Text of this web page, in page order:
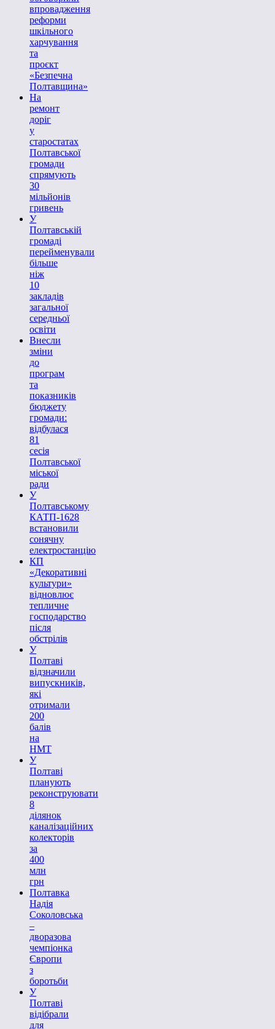
впровадження
реформи
шкільного
харчування
та
проєкт
«Безпечна
Полтавщина»
На
ремонт
доріг
у
старостатах
Полтавської
громади
спрямують
30
мільйонів
гривень
У
Полтавській
громаді
перейменували
більше
ніж
10
закладів
загальної
середньої
освіти
Внесли
зміни
до
програм
та
показників
бюджету
громади:
відбулася
81
сесія
Полтавської
міської
ради
У
Полтавському
КАТП-1628
встановили
сонячну
електростанцію
КП
«Декоративні
культури»
відновлює
тепличне
господарство
після
обстрілів
У
Полтаві
відзначили
випускників,
які
отримали
200
балів
на
НМТ
У
Полтаві
планують
реконструювати
8
ділянок
каналізаційних
колекторів
за
400
млн
грн
Полтавка
Надія
Соколовська
–
дворазова
чемпіонка
Європи
з
боротьби
У
Полтаві
відібрали
для